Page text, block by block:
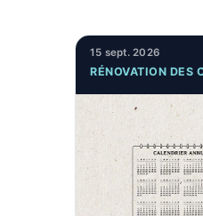
15 sept. 2026
RÉNOVATION DES